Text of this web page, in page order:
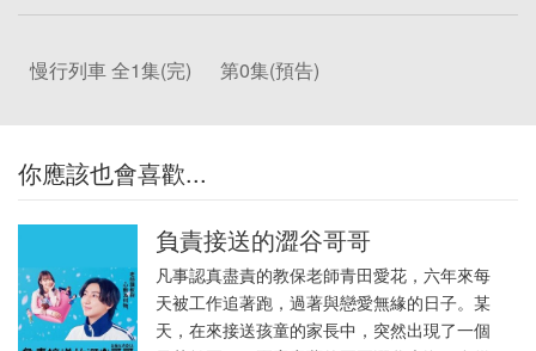
慢行列車 全1集(完) 第0集(預告)
你應該也會喜歡...
負責接送的澀谷哥哥
凡事認真盡責的教保老師青田愛花，六年來每
天被工作追著跑，過著與戀愛無緣的日子。某
天，在來接送孩童的家長中，突然出現了一個